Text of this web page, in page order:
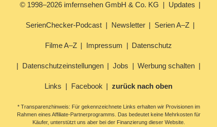
© 1998–2026 imfernsehen GmbH & Co. KG Updates
SerienChecker-Podcast Newsletter Serien A–Z
Filme A–Z Impressum Datenschutz
Datenschutzeinstellungen Jobs Werbung schalten
Links Facebook zurück nach oben
* Transparenzhinweis: Für gekennzeichnete Links erhalten wir Provisionen im
Rahmen eines Affiliate-Partnerprogramms. Das bedeutet keine Mehrkosten für
Käufer, unterstützt uns aber bei der Finanzierung dieser Website.